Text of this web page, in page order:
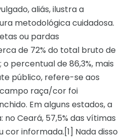
aliás, ilustra a
metodológica cuidadosa.
ou pardas
de 72% do total bruto de
percentual de 86,3%, mais
público, refere-se aos
raça/cor foi
Em alguns estados, a
no Ceará, 57,5% das vítimas
cor informada.[1] Nada disso